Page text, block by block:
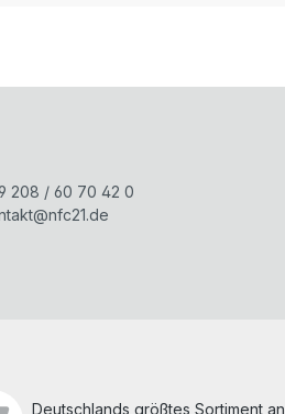
208 / 60 70 42 0
Deutschlands größtes Sortiment an